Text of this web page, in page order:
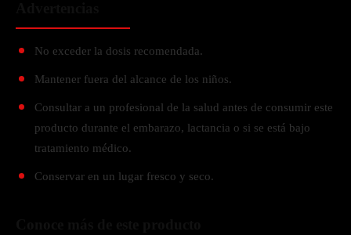
No exceder la dosis recomendada.
Mantener fuera del alcance de los niños.
Consultar a un profesional de la salud antes de consumir este
producto durante el embarazo, lactancia o si se está bajo
tratamiento médico.
Conservar en un lugar fresco y seco.